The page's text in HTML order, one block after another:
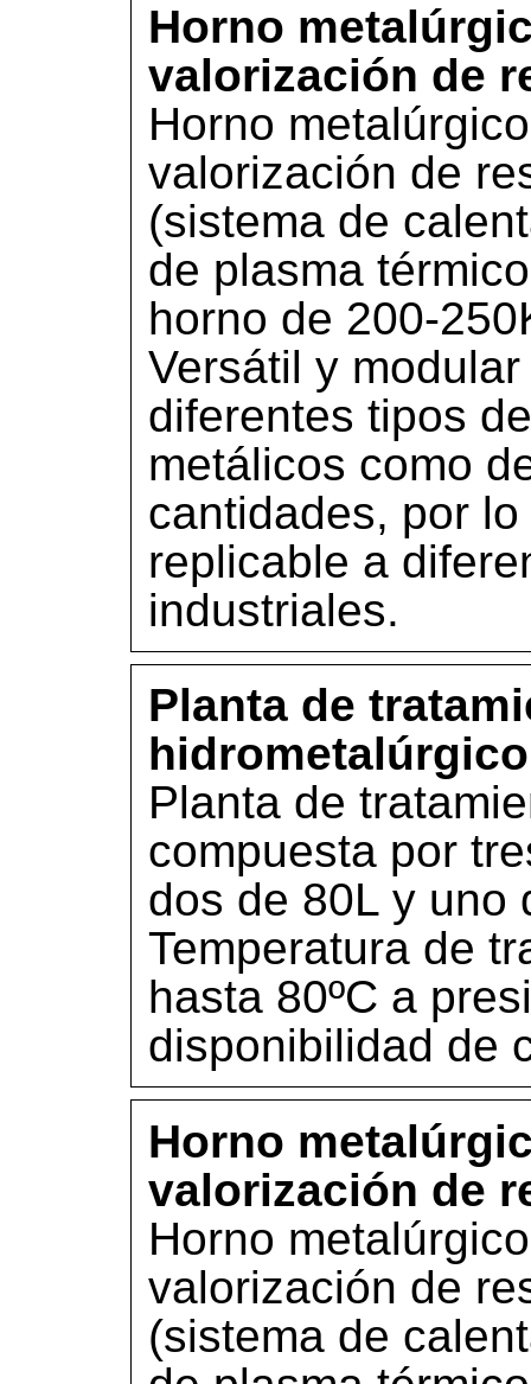
Horno
valorización de
Horno
valorización de
(sistema de
de plasma
horno de 200-
Versátil y
diferentes tipos
metálicos como
cantidades, por
replicable a
industriales.
Planta de
hidrometalúrgico
Planta de
compuesta por
dos de 80L y uno
Temperatura de
hasta 80ºC a
disponibilidad de
Horno
valorización de
Horno
valorización de
(sistema de